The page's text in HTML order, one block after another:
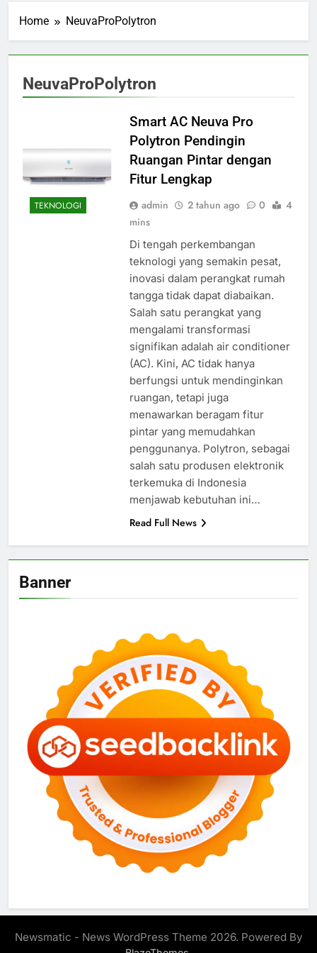
Home NeuvaProPolytron
NeuvaProPolytron
TEKNOLOGI
Smart AC Neuva Pro
Polytron Pendingin
Ruangan Pintar dengan
Fitur Lengkap
admin 2 tahun ago 0
4
mins
Di tengah perkembangan
teknologi yang semakin pesat,
inovasi dalam perangkat rumah
tangga tidak dapat diabaikan.
Salah satu perangkat yang
mengalami transformasi
signifikan adalah air conditioner
(AC). Kini, AC tidak hanya
berfungsi untuk mendinginkan
ruangan, tetapi juga
menawarkan beragam fitur
pintar yang memudahkan
penggunanya. Polytron, sebagai
salah satu produsen elektronik
terkemuka di Indonesia
menjawab kebutuhan ini…
Read Full News
Banner
Newsmatic - News WordPress Theme 2026. Powered By